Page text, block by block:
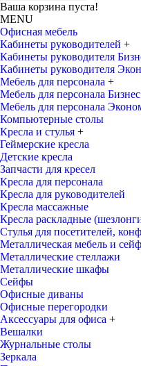
Ваша корзина пуста!
MENU
Офисная мебель
Кабинеты руководителей +
Кабинеты руководителя
Кабинеты руководителя
Мебель для персонала +
Мебель для персонала Бизнес
Мебель для персонала
Компьютерные столы
Кресла и стулья +
Геймерские кресла
Детские кресла
Запчасти для кресел
Кресла для персонала
Кресла для руководителей
Кресла массажные
Кресла раскладные
Стулья для посетителей,
Металлическая мебель и
Металлические стеллажи
Металлические шкафы
Сейфы
Офисные диваны
Офисные перегородки
Аксессуары для офиса +
Вешалки
Журнальные столы
Зеркала